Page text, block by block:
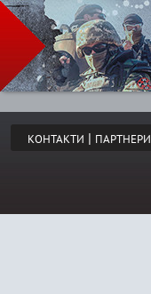
КОНТАКТИ | ПАРТНЕРИ